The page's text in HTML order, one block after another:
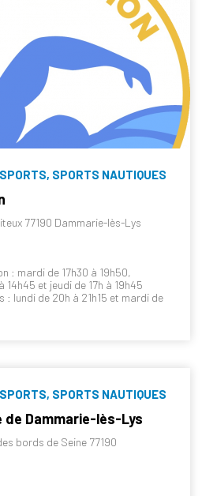
SPORTS NAUTIQUES
77190 Dammarie-lès-Lys
: mardi de 17h30 à 19h50,
14h45 et jeudi de 17h à 19h45
: lundi de 20h à 21h15 et mardi de
SPORTS NAUTIQUES
de Dammarie-lès-Lys
bords de Seine 77190